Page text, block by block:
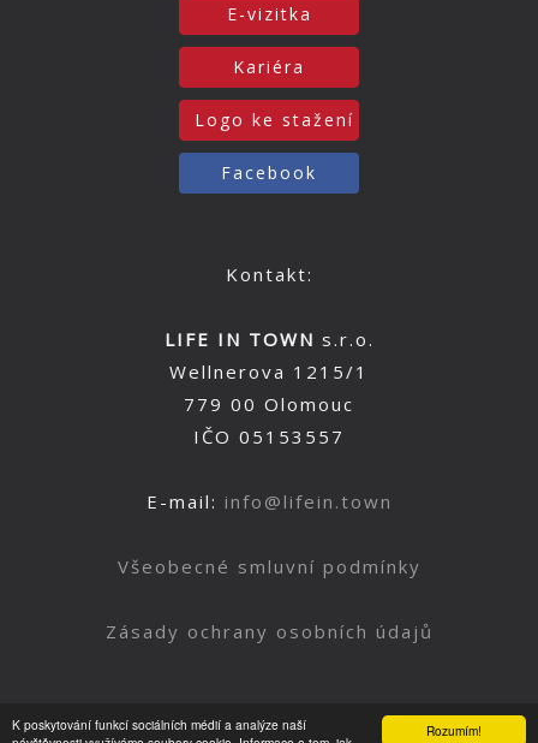
Rozumím!
K poskytování funkcí sociálních médií a analýze naší
E-vizitka
Kariéra
Logo ke stažení
Facebook
Kontakt:
LIFE IN TOWN s.r.o.
Wellnerova 1215/1
779 00 Olomouc
IČO 05153557
E-mail: info@lifein.town
Všeobecné smluvní podmínky
Zásady ochrany osobních údajů